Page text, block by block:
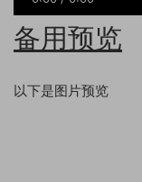
备用预览
以下是图片预览